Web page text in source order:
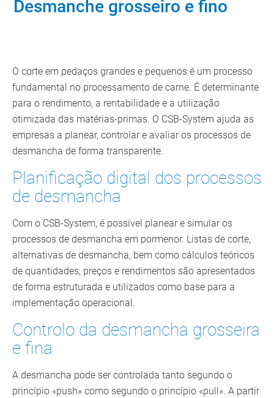
Desmanche grosseiro e fino
O corte em pedaços grandes e pequenos é um processo
fundamental no processamento de carne. É determinante
para o rendimento, a rentabilidade e a utilização
otimizada das matérias-primas. O CSB-System ajuda as
empresas a planear, controlar e avaliar os processos de
desmancha de forma transparente.
Planificação digital dos processos
de desmancha
Com o CSB-System, é possível planear e simular os
processos de desmancha em pormenor. Listas de corte,
alternativas de desmancha, bem como cálculos teóricos
de quantidades, preços e rendimentos são apresentados
de forma estruturada e utilizados como base para a
implementação operacional.
Controlo da desmancha grosseira
e fina
A desmancha pode ser controlada tanto segundo o
princípio «push» como segundo o princípio «pull». A partir